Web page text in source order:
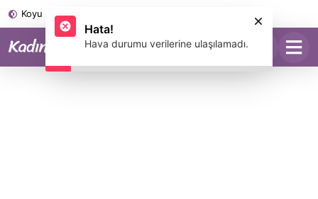
Koyu Mod